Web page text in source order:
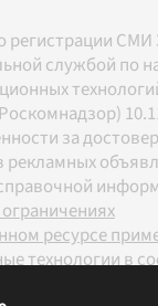
регистрации
службой по
за
ресурсе
технологии в